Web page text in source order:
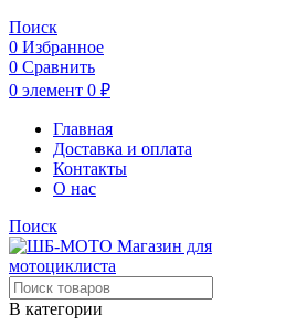
Поиск
0 Избранное
0 Сравнить
0 элемент 0 ₽
Главная
Доставка и оплата
Контакты
О нас
Поиск
В категории